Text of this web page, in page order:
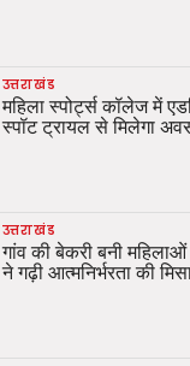
उत्तराखंड
महिला स्पोर्ट्स कॉलेज में
स्पॉट ट्रायल से मिलेगा
उत्तराखंड
गांव की बेकरी बनी महिलाओं
ने गढ़ी आत्मनिर्भरता की